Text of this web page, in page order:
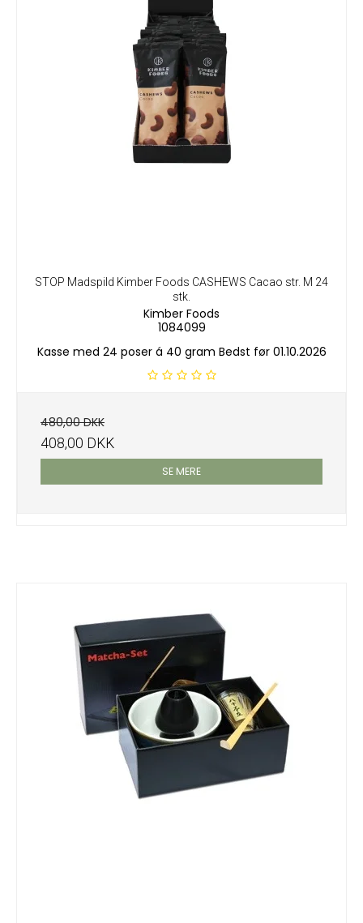
STOP Madspild Kimber Foods CASHEWS Cacao str. M 24
stk.
Kimber Foods
1084099
Kasse med 24 poser á 40 gram Bedst før 01.10.2026
480,00 DKK
408,00 DKK
SE MERE